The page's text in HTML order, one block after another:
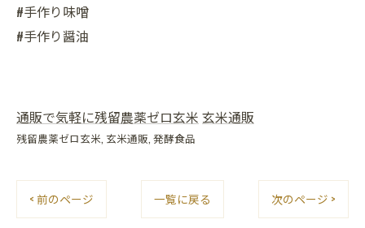
#手作り味噌
#手作り醤油
通販で気軽に残留農薬ゼロ玄米 玄米通販
残留農薬ゼロ玄米 玄米通販 発酵食品
< 前のページ 一覧に戻る 次のページ >